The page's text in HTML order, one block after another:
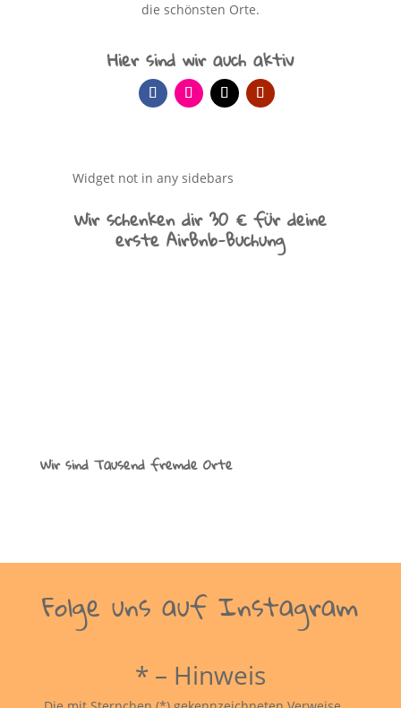
die schönsten Orte.
Hier sind wir auch aktiv
Widget not in any sidebars
Wir schenken dir 30 € für deine
erste AirBnb-Buchung
Wir sind Tausend fremde Orte
Folge uns auf Instagram
* – Hinweis